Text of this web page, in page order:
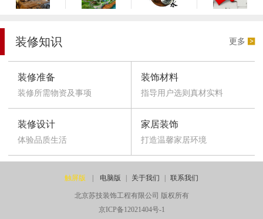
装修知识 更多
装修准备
装修所需物资及事项
装饰材料
指导用户选则真材实料
装修设计
体验品质生活
家居装饰
打造温馨家居环境
触屏版 电脑版 关于我们 联系我们
北京苏技装饰工程有限公司 版权所有
京ICP备12021404号-1